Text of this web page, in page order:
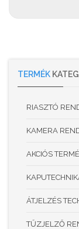
TERMÉK
RIASZTÓ
KAMERA
AKCIÓS
ÁTJELZÉS
TŰZJELZŐ